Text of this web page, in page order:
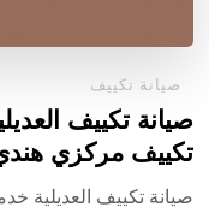
صيانة تكييف
تكييف مركزي
صيانة تكييف العديلية